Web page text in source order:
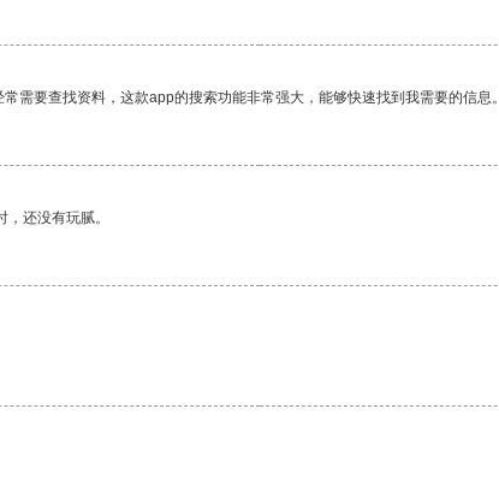
需要查找资料，这款app的搜索功能非常强大，能够快速找到我需要的信息。
还没有玩腻。